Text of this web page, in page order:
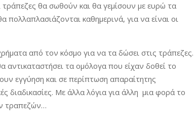
θα σωθούν και θα γεμίσουν με ευρώ τα
πολλαπλασιάζονται καθημερινά, για να είναι οι
από τον κόσμο για να τα δώσει στις τράπεζες.
τα ομόλογα που είχαν δοθεί το
εγγύηση και σε περίπτωση απαραίτητης
διαδικασίες. Με άλλα λόγια για άλλη μια φορά το
τραπεζών…